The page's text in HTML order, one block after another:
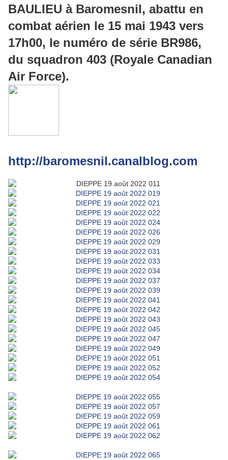
BAULIEU à Baromesnil, abattu en
combat aérien le 15 mai 1943 vers
17h00, le numéro de série BR986,
du squadron 403 (Royale Canadian
Air Force).
http://baromesnil.canalblog.com